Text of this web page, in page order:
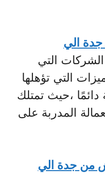
الي
التي
التي تؤهلها
،حيث تمتلك
المدربة على
من جدة الي